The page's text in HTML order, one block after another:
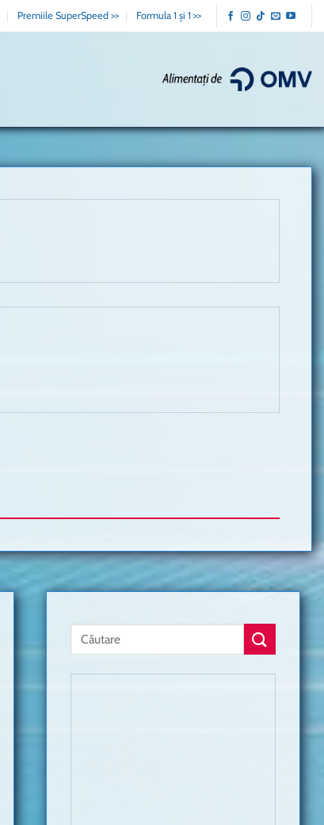
Premiile SuperSpeed >> Formula 1 și 1 >>